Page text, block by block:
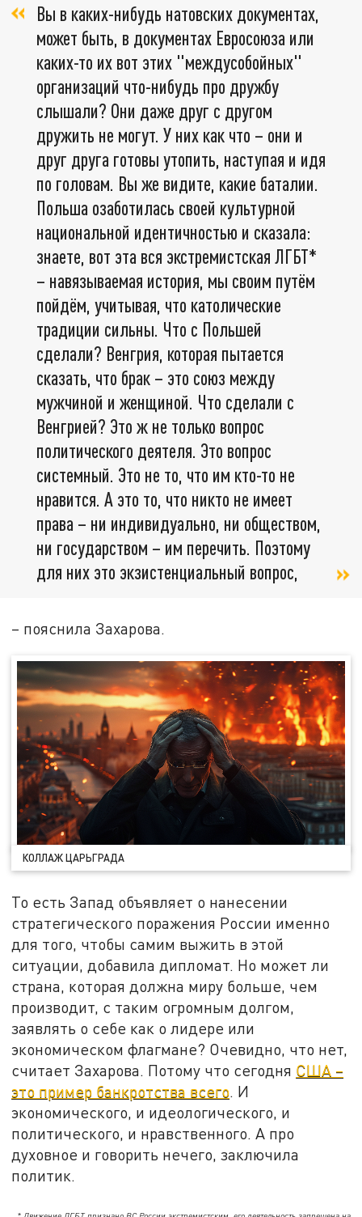
Вы в каких-нибудь натовских документах,
может быть, в документах Евросоюза или
каких-то их вот этих "междусобойных"
организаций что-нибудь про дружбу
слышали? Они даже друг с другом
дружить не могут. У них как что – они и
друг друга готовы утопить, наступая и идя
по головам. Вы же видите, какие баталии.
Польша озаботилась своей культурной
национальной идентичностью и сказала:
знаете, вот эта вся экстремистская ЛГБТ*
– навязываемая история, мы своим путём
пойдём, учитывая, что католические
традиции сильны. Что с Польшей
сделали? Венгрия, которая пытается
сказать, что брак – это союз между
мужчиной и женщиной. Что сделали с
Венгрией? Это ж не только вопрос
политического деятеля. Это вопрос
системный. Это не то, что им кто-то не
нравится. А это то, что никто не имеет
права – ни индивидуально, ни обществом,
ни государством – им перечить. Поэтому
для них это экзистенциальный вопрос,
– пояснила Захарова.
КОЛЛАЖ ЦАРЬГРАДА
То есть Запад объявляет о нанесении
стратегического поражения России именно
для того, чтобы самим выжить в этой
ситуации, добавила дипломат. Но может ли
страна, которая должна миру больше, чем
производит, с таким огромным долгом,
заявлять о себе как о лидере или
экономическом флагмане? Очевидно, что нет,
считает Захарова. Потому что сегодня США –
это пример банкротства всего. И
экономического, и идеологического, и
политического, и нравственного. А про
духовное и говорить нечего, заключила
политик.